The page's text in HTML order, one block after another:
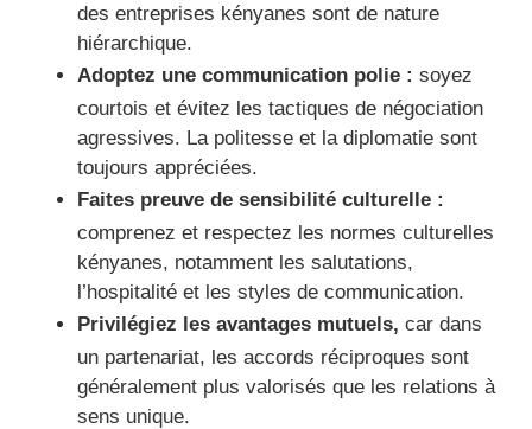
des entreprises kényanes sont de nature
hiérarchique.
Adoptez une communication polie : soyez
courtois et évitez les tactiques de négociation
agressives. La politesse et la diplomatie sont
toujours appréciées.
Faites preuve de sensibilité culturelle :
comprenez et respectez les normes culturelles
kényanes, notamment les salutations,
l’hospitalité et les styles de communication.
Privilégiez les avantages mutuels, car dans
un partenariat, les accords réciproques sont
généralement plus valorisés que les relations à
sens unique.